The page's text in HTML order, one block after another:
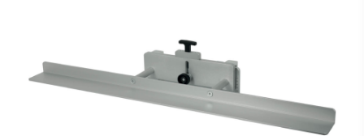
Tupís
Escuadradoras-tupís
Sierras circulares y escuadradoras
Cepilladoras-regruesadoras